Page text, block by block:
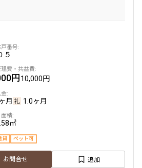
〜
新築
3年以内
10年以内
20年以内
５
円10,000円
月 1.0ヶ月
㎡
貸 ペット可
お問合せ 追加